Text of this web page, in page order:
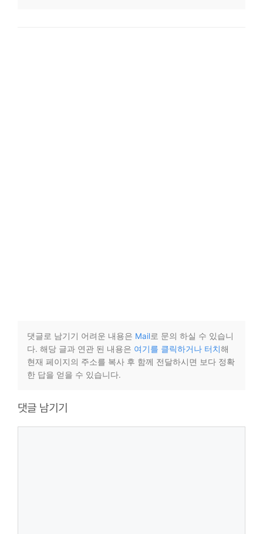
댓글로 남기기 어려운 내용은 Mail로 문의 하실 수 있습니
다. 해당 글과 연관 된 내용은 여기를 클릭하거나 터치해
현재 페이지의 주소를 복사 후 함께 전달하시면 보다 정확
한 답을 얻을 수 있습니다.
댓글 남기기